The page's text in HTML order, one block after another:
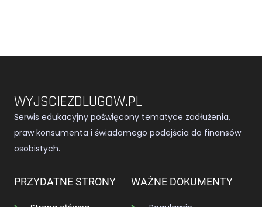
WYJSCIEZDLUGOW.PL
Serwis edukacyjny poświęcony tematyce zadłużenia,
praw konsumenta i świadomego podejścia do finansów
osobistych.
PRZYDATNE STRONY WAŻNE DOKUMENTY